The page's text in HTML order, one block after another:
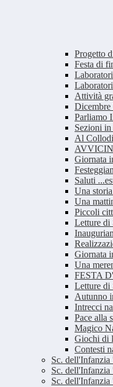
Progetto
Festa di
Attività
Parliamo
Sezioni
Al Collodi
Giornata
Saluti
Una
Una
Piccoli
Letture di
Giornata
Una
FESTA
Letture di
Autunno
Intrecci
Pace alla
Magico
Giochi di
Contesti
Sc.
Sc.
Sc.